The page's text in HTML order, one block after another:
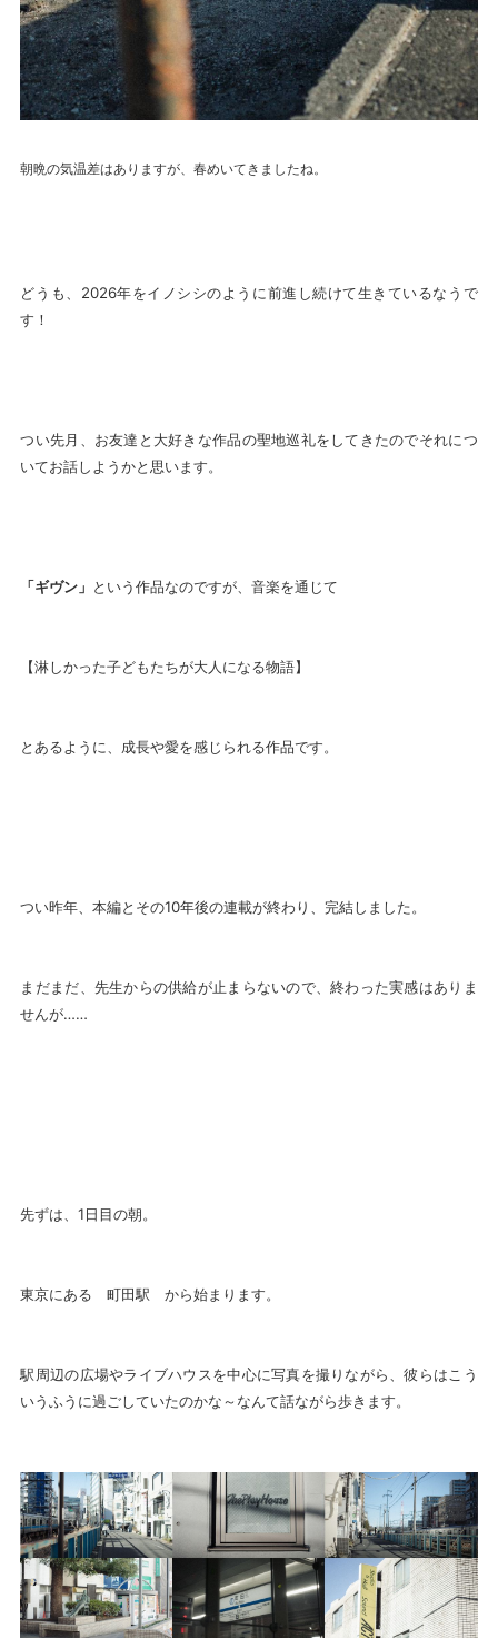
朝晩の気温差はありますが、春めいてきましたね。
どうも、2026年をイノシシのように前進し続けて生きているなうで
す！
つい先月、お友達と大好きな作品の聖地巡礼をしてきたのでそれにつ
いてお話しようかと思います。
「ギヴン」 という作品なのですが、音楽を通じて
【淋しかった子どもたちが大人になる物語】
とあるように、成長や愛を感じられる作品です。
つい昨年、本編とその10年後の連載が終わり、完結しました。
まだまだ、先生からの供給が止まらないので、終わった実感はありま
せんが……
先ずは、1日目の朝。
東京にある 町田駅 から始まります。
駅周辺の広場やライブハウスを中心に写真を撮りながら、彼らはこう
いうふうに過ごしていたのかな～なんて話ながら歩きます。